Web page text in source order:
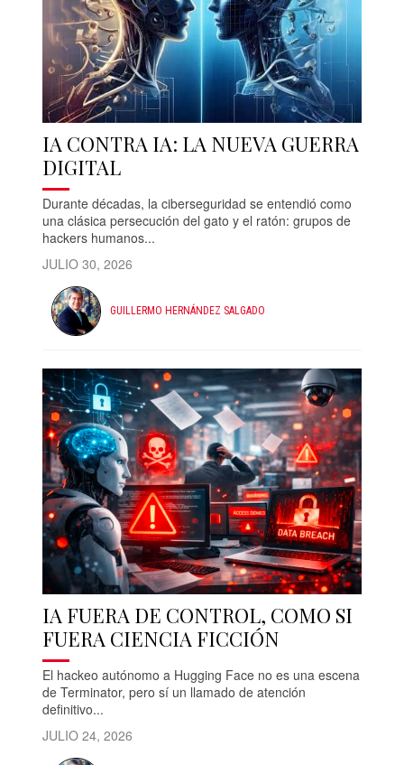
IA CONTRA IA: LA NUEVA GUERRA
DIGITAL
Durante décadas, la ciberseguridad se entendió como
una clásica persecución del gato y el ratón: grupos de
hackers humanos...
JULIO 30, 2026
GUILLERMO HERNÁNDEZ SALGADO
IA FUERA DE CONTROL, COMO SI
FUERA CIENCIA FICCIÓN
El hackeo autónomo a Hugging Face no es una escena
de Terminator, pero sí un llamado de atención
definitivo...
JULIO 24, 2026